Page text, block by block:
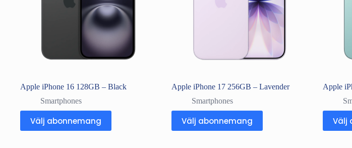
Apple iPhone 16 128GB – Black
Smartphones
Välj abonnemang
Apple iPhone 17 256GB – Lavender
Smartphones
Välj abonnemang
Apple
Välj